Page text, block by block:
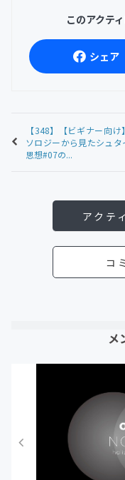
このアクテ
シェア
【348】【ビギナー向け
ソロジーから見たシュタ
思想#07の...
アクテ
コ
メ